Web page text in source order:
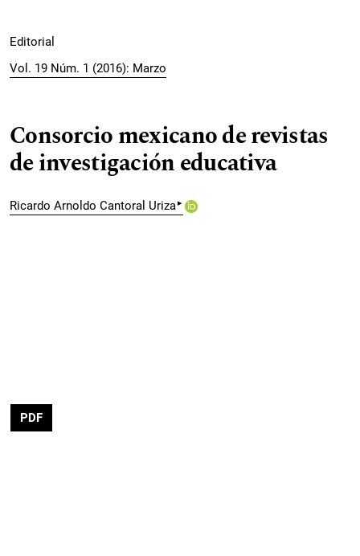
Editorial
Vol. 19 Núm. 1 (2016): Marzo
Consorcio mexicano de revistas
de investigación educativa
Ricardo Arnoldo Cantoral Uriza▸
PDF